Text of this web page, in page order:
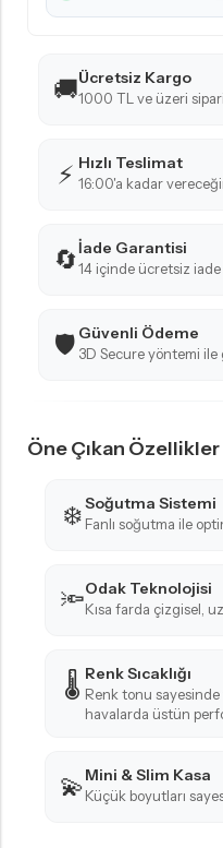
🚚Ücretsiz Kargo
1000 TL ve üzeri
⚡ Hızlı Teslimat
16:00'a kadar
🔄İade Garantisi
14 içinde ücretsiz
🛡️ Güvenli Ödeme
3D Secure yöntemi
Öne Çıkan Özellikler
❄️Soğutma Sistemi
Fanlı soğutma ile
🔦Odak Teknolojisi
Kısa farda çizgisel,
🌡️ Renk Sıcaklığı
Renk tonu sayesinde
havalarda üstün
💫Mini & Slim Kasa
Küçük boyutları